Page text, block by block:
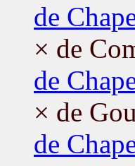
de
× de
de
× de
de